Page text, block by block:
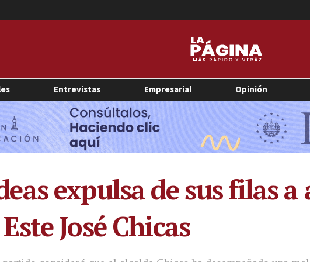
Entrevistas Empresarial Opinión
expulsa de sus filas a
José Chicas